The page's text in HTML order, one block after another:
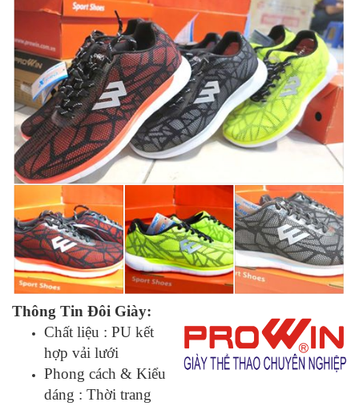
Thông Tin Đôi Giày:
Chất liệu : PU kết
hợp vải lưới
Phong cách & Kiểu
dáng : Thời trang